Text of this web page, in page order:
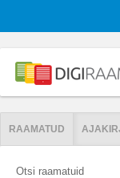
RAAMATUD
Otsi raamatuid